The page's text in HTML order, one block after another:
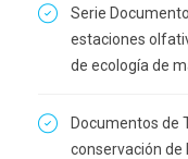
Serie
estaciones
de ecología de
Documentos de
conservación de